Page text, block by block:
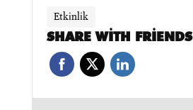
Etkinlik
SHARE WITH FRIENDS